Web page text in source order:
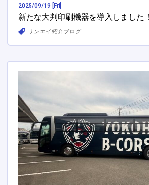
2025/09/19 [Fri]
新たな大判印刷機器を導入しました！
サンエイ紹介ブログ